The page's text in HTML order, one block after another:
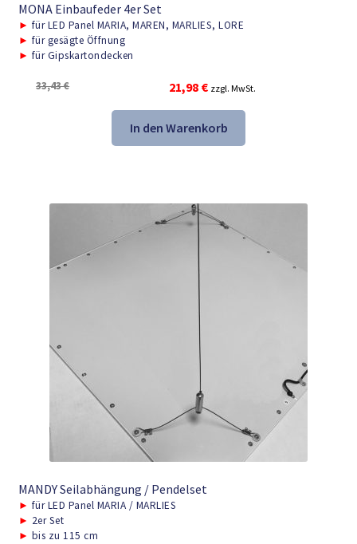
MONA Einbaufeder 4er Set
► für LED Panel MARIA, MAREN, MARLIES, LORE
► für gesägte Öffnung
► für Gipskartondecken
33,43€
Ursprünglicher
Preis
war:
33,43 €
21,98 €Aktueller
Preis
ist:
21,98 €.
zzgl. MwSt.
In den Warenkorb
MANDY Seilabhängung / Pendelset
► für LED Panel MARIA / MARLIES
► 2er Set
► bis zu 115 cm